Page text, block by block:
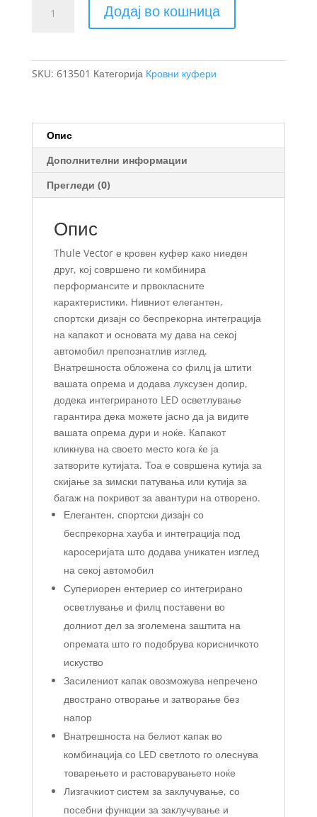
Vector
Додај во кошница
SKU: 613501 Категорија Кровни куфери
Опис
Дополнителни информации
Прегледи (0)
Опис
Thule Vector е кровен куфер како ниеден
друг, кој совршено ги комбинира
перформансите и првокласните
карактеристики. Нивниот елегантен,
спортски дизајн со беспрекорна интеграција
на капакот и основата му дава на секој
автомобил препознатлив изглед.
Внатрешноста обложена со филц ја штити
вашата опрема и додава луксузен допир,
додека интегрираното LED осветлување
гарантира дека можете јасно да ја видите
вашата опрема дури и ноќе. Капакот
кликнува на своето место кога ќе ја
затворите кутијата. Тоа е совршена кутија за
скијање за зимски патувања или кутија за
багаж на покривот за авантури на отворено.
Елегантен, спортски дизајн со
беспрекорна хауба и интеграција под
каросеријата што додава уникатен изглед
на секој автомобил
Супериорен ентериер со интегрирано
осветлување и филц поставени во
долниот дел за зголемена заштита на
опремата што го подобрува корисничкото
искуство
Засилениот капак овозможува непречено
двострано отворање и затворање без
напор
Внатрешноста на белиот капак во
комбинација со LED светлото го олеснува
товарењето и растоварувањето ноќе
Лизгачкиот систем за заклучување, со
посебни функции за заклучување и